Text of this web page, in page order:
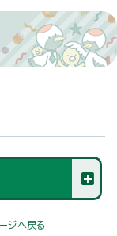
ジへ戻る